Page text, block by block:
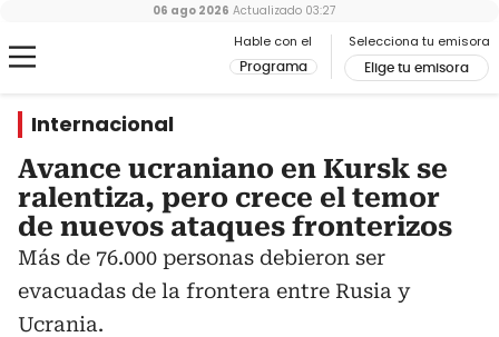
Hable con el
Programa
Selecciona tu emisora
Elige tu emisora
06 ago 2026 Actualizado 03:27
Internacional
Avance ucraniano en Kursk se
ralentiza, pero crece el temor
de nuevos ataques fronterizos
Más de 76.000 personas debieron ser
evacuadas de la frontera entre Rusia y
Ucrania.